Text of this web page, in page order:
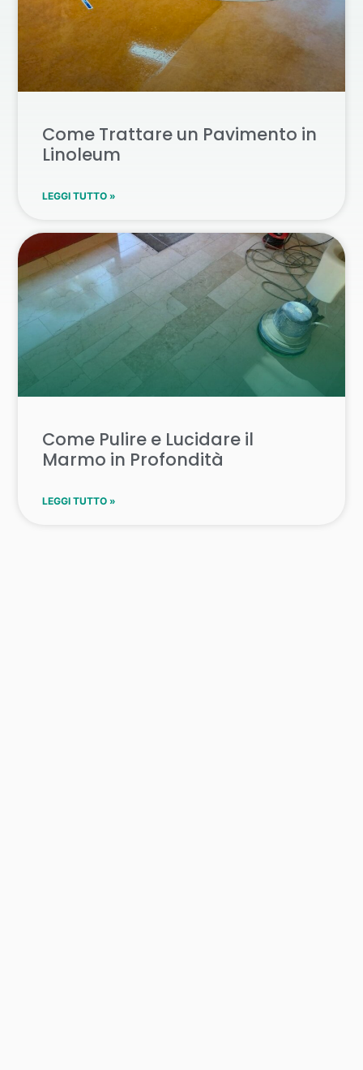
Come Trattare un Pavimento in
Linoleum
LEGGI TUTTO »
Come Pulire e Lucidare il
Marmo in Profondità
LEGGI TUTTO »